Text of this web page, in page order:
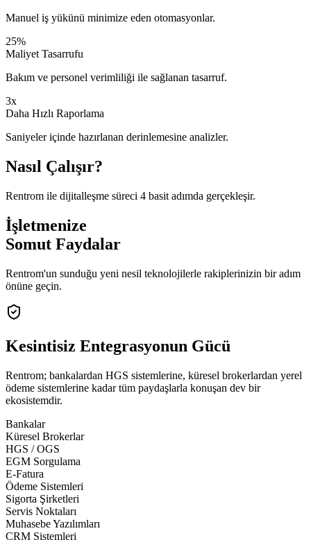
Manuel iş yükünü minimize eden otomasyonlar.
25%
Maliyet Tasarrufu
Bakım ve personel verimliliği ile sağlanan tasarruf.
3x
Daha Hızlı Raporlama
Saniyeler içinde hazırlanan derinlemesine analizler.
Nasıl Çalışır?
Rentrom ile dijitalleşme süreci 4 basit adımda gerçekleşir.
İşletmenize
Somut Faydalar
Rentrom'un sunduğu yeni nesil teknolojilerle rakiplerinizin bir adım
önüne geçin.
Kesintisiz Entegrasyonun Gücü
Rentrom; bankalardan HGS sistemlerine, küresel brokerlardan yerel
ödeme sistemlerine kadar tüm paydaşlarla konuşan dev bir
ekosistemdir.
Bankalar
Küresel Brokerlar
HGS / OGS
EGM Sorgulama
E-Fatura
Ödeme Sistemleri
Sigorta Şirketleri
Servis Noktaları
Muhasebe Yazılımları
CRM Sistemleri